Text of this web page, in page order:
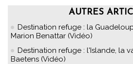
AUTRES
Destination refuge : la
Marion Benattar (Vidéo)
Destination refuge : l'Islande, la
Baetens (Vidéo)